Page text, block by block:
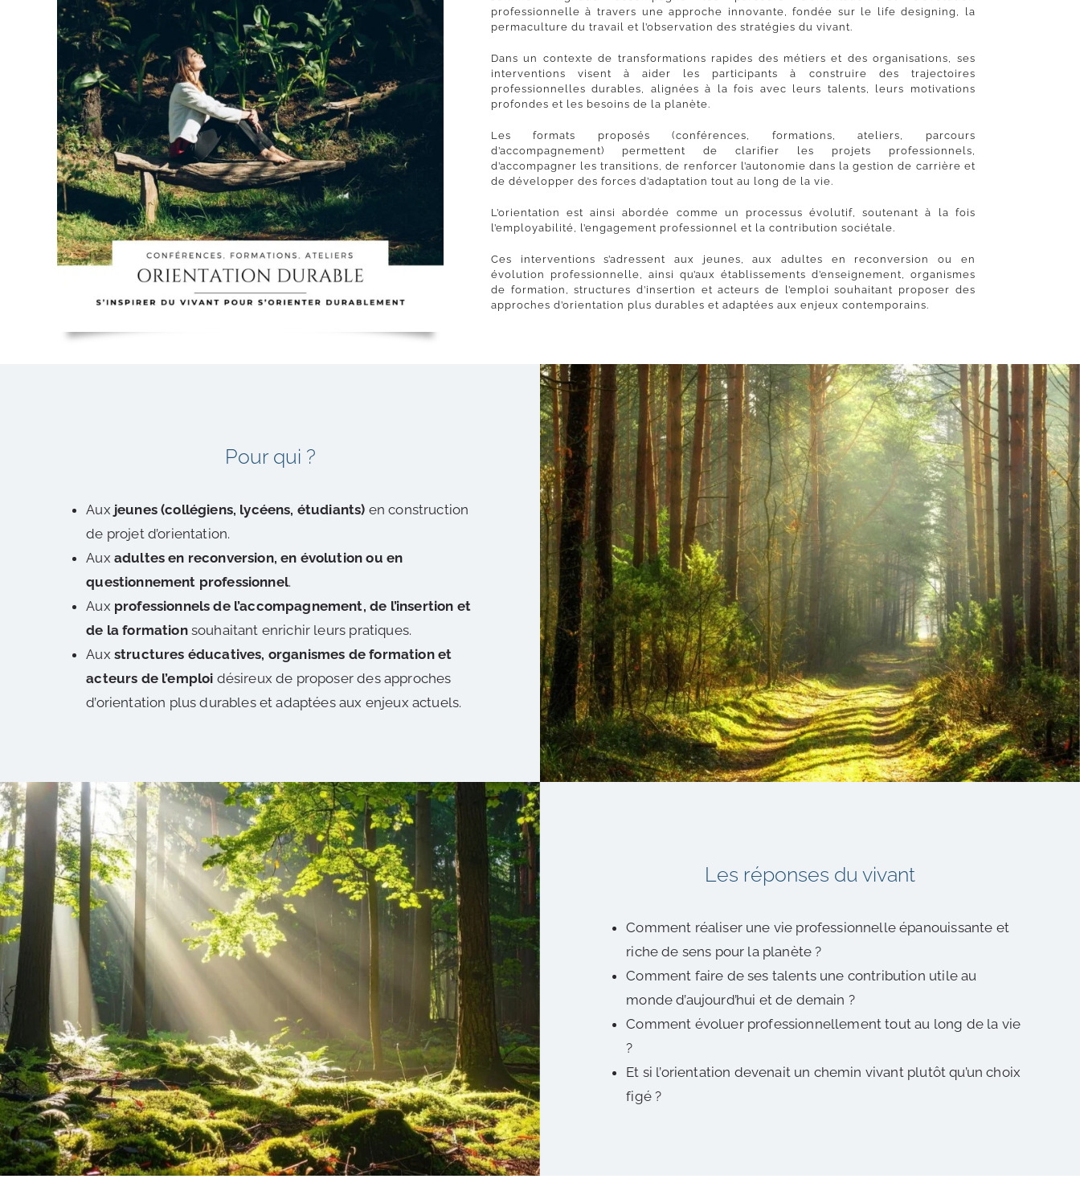
professionnelle à travers une approche innovante, fondée sur le life designing, la
permaculture du travail et l’observation des stratégies du vivant.
Dans un contexte de transformations rapides des métiers et des organisations, ses
interventions visent à aider les participants à construire des trajectoires
professionnelles durables, alignées à la fois avec leurs talents, leurs motivations
profondes et les besoins de la planète.
Les formats proposés (conférences, formations, ateliers, parcours
d’accompagnement) permettent de clarifier les projets professionnels,
d’accompagner les transitions, de renforcer l’autonomie dans la gestion de carrière et
de développer des forces d’adaptation tout au long de la vie.
L’orientation est ainsi abordée comme un processus évolutif, soutenant à la fois
l’employabilité, l’engagement professionnel et la contribution sociétale.
Ces interventions s’adressent aux jeunes, aux adultes en reconversion ou en
évolution professionnelle, ainsi qu’aux établissements d’enseignement, organismes
de formation, structures d’insertion et acteurs de l’emploi souhaitant proposer des
approches d’orientation plus durables et adaptées aux enjeux contemporains.
Pour qui ?
Aux jeunes (collégiens, lycéens, étudiants) en construction
de projet d’orientation.
Aux adultes en reconversion, en évolution ou en
questionnement professionnel.
Aux professionnels de l’accompagnement, de l’insertion et
de la formationsouhaitant enrichir leurs pratiques.
Aux structures éducatives, organismes de formation et
acteurs de l’emploi désireux de proposer des approches
d’orientation plus durables et adaptées aux enjeux actuels.
Les réponses du vivant
Comment réaliser une vie professionnelle épanouissante et
riche de sens pour la planète ?
Comment faire de ses talents une contribution utile au
monde d’aujourd’hui et de demain ?
Comment évoluer professionnellement tout au long de la vie
?
Et si l’orientation devenait un chemin vivant plutôt qu’un choix
figé ?